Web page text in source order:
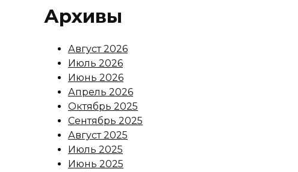
Архивы
Август 2026
Июль 2026
Июнь 2026
Апрель 2026
Октябрь 2025
Сентябрь 2025
Август 2025
Июль 2025
Июнь 2025